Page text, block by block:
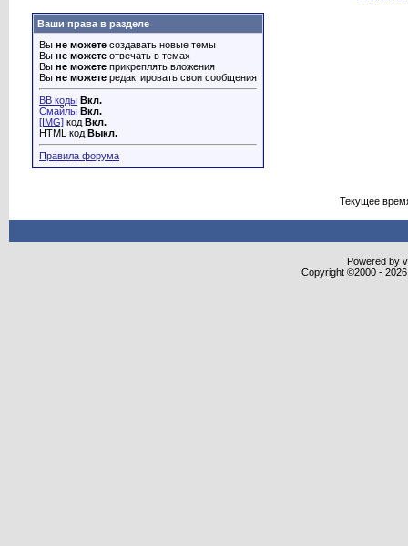
Ваши права в разделе
Вы не можете создавать новые темы
Вы не можете отвечать в темах
Вы не можете прикреплять вложения
Вы не можете редактировать свои сообщения
BB коды Вкл.
Смайлы Вкл.
[IMG] код Вкл.
HTML код Выкл.
Правила форума
Текущее
Powered by
Copyright ©2000 -